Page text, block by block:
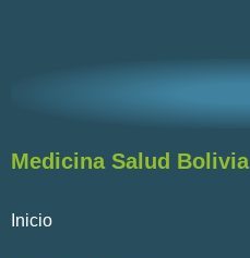
Medicina Salud Bolivia
Inicio